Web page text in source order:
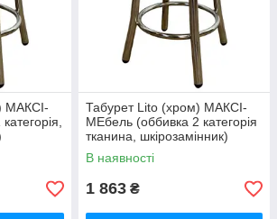
МАКСІ-
Табурет Lito (хром) МАКСІ-
МЕбель (оббивка 2 категорія
тканина, шкірозамінник)
(5103637)
В наявності
1 863 ₴